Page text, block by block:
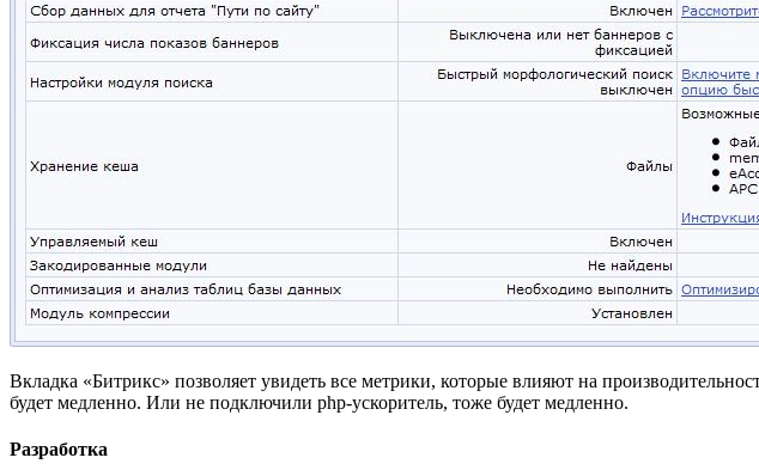
Вкладка «Битрикс» позволяет увидеть все метрики, которые влияют на
будет медленно. Или не подключили php-ускоритель, тоже будет медленно.
Разработка